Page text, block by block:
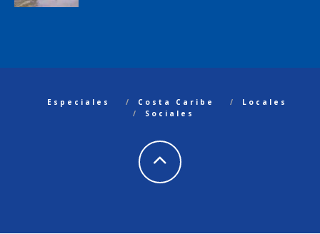
Especiales Costa Caribe
Locales
Sociales